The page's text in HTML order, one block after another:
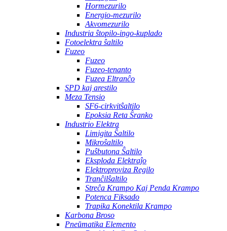
Hormezurilo
Energio-mezurilo
Akvomezurilo
Industria ŝtopilo-ingo-kuplado
Fotoelektra ŝaltilo
Fuzeo
Fuzeo
Fuzeo-tenanto
Fuzea Eltranĉo
SPD kaj arestilo
Meza Tensio
SF6-cirkvitŝaltilo
Epoksia Reta Ŝranko
Industrio Elektra
Limigita Ŝaltilo
Mikroŝaltilo
Puŝbutona Ŝaltilo
Eksploda Elektraĵo
Elektroproviza Regilo
Tranĉilŝaltilo
Streĉa Krampo Kaj Penda Krampo
Potenca Fiksado
Trapika Konektila Krampo
Karbona Broso
Pneŭmatika Elemento